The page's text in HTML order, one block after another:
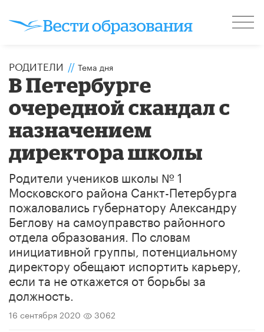
РОДИТЕЛИ // Тема дня
​В Петербурге
очередной скандал с
назначением
директора школы
Родители учеников школы № 1
Московского района Санкт-Петербурга
пожаловались губернатору Александру
Беглову на самоуправство районного
отдела образования. По словам
инициативной группы, потенциальному
директору обещают испортить карьеру,
если та не откажется от борьбы за
должность.
16 сентября 2020 3062